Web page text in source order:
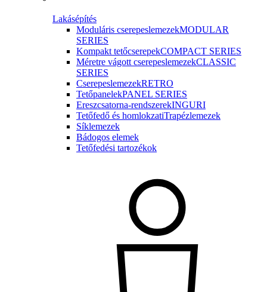
Lakásépítés
Moduláris cserepeslemezekMODULAR
SERIES
Kompakt tetőcserepekCOMPACT SERIES
Méretre vágott cserepeslemezekCLASSIC
SERIES
CserepeslemezekRETRO
TetőpanelekPANEL SERIES
Ereszcsatorna-rendszerekINGURI
Tetőfedő és homlokzatiTrapézlemezek
Síklemezek
Bádogos elemek
Tetőfedési tartozékok